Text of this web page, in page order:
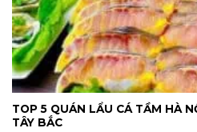
TOP 5 QUÁN LẨU CÁ TẦM HÀ
TÂY BẮC